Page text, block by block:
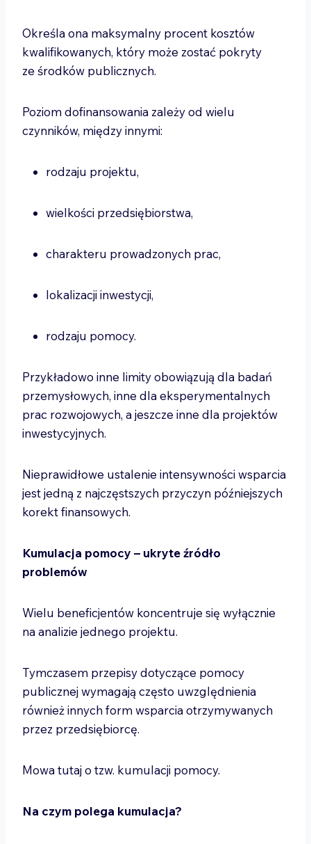
Określa ona maksymalny procent kosztów
kwalifikowanych, który może zostać pokryty
ze środków publicznych.
Poziom dofinansowania zależy od wielu
czynników, między innymi:
rodzaju projektu,
wielkości przedsiębiorstwa,
charakteru prowadzonych prac,
lokalizacji inwestycji,
rodzaju pomocy.
Przykładowo inne limity obowiązują dla badań
przemysłowych, inne dla eksperymentalnych
prac rozwojowych, a jeszcze inne dla projektów
inwestycyjnych.
Nieprawidłowe ustalenie intensywności wsparcia
jest jedną z najczęstszych przyczyn późniejszych
korekt finansowych.
Kumulacja pomocy – ukryte źródło
problemów
Wielu beneficjentów koncentruje się wyłącznie
na analizie jednego projektu.
Tymczasem przepisy dotyczące pomocy
publicznej wymagają często uwzględnienia
również innych form wsparcia otrzymywanych
przez przedsiębiorcę.
Mowa tutaj o tzw. kumulacji pomocy.
Na czym polega kumulacja?